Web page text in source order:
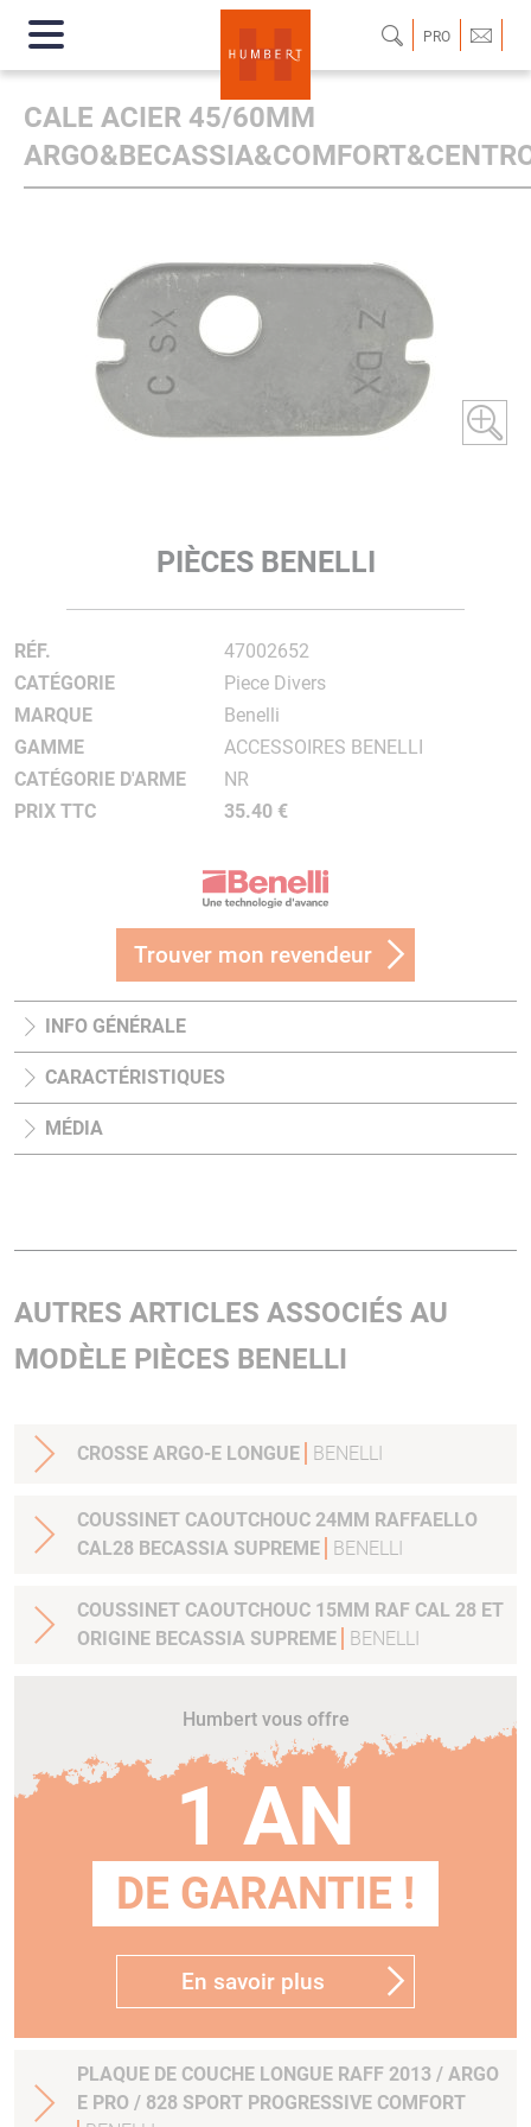
PRO
CALE ACIER 45/60MM
PIÈCES BENELLI
RÉF.
47002652
CATÉGORIE
Piece Divers
MARQUE
Benelli
GAMME
ACCESSOIRES BENELLI
CATÉGORIE D'ARME
NR
PRIX TTC
35.40 €
Trouver mon revendeur
INFO GÉNÉRALE
CARACTÉRISTIQUES
MÉDIA
AUTRES ARTICLES ASSOCIÉS AU
MODÈLE PIÈCES BENELLI
CROSSE ARGO-E LONGUE BENELLI
COUSSINET CAOUTCHOUC 24MM RAFFAELLO
CAL28 BECASSIA SUPREME
BENELLI
COUSSINET CAOUTCHOUC 15MM RAF CAL 28 ET
ORIGINE BECASSIA SUPREME
BENELLI
Humbert vous offre
1 AN
DE GARANTIE !
En savoir plus
PLAQUE DE COUCHE LONGUE RAFF 2013 / ARGO
E PRO / 828 SPORT PROGRESSIVE COMFORT